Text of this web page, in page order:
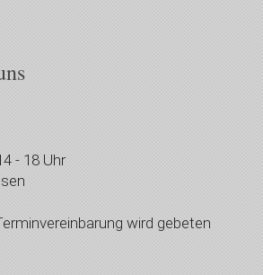
- 18 Uhr
wird gebeten